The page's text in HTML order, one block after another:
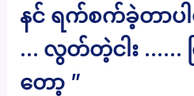
နင် ရက်စက်ခဲ့တာပ
… လွတ်တဲ့ငါး …… က
တော့ ”